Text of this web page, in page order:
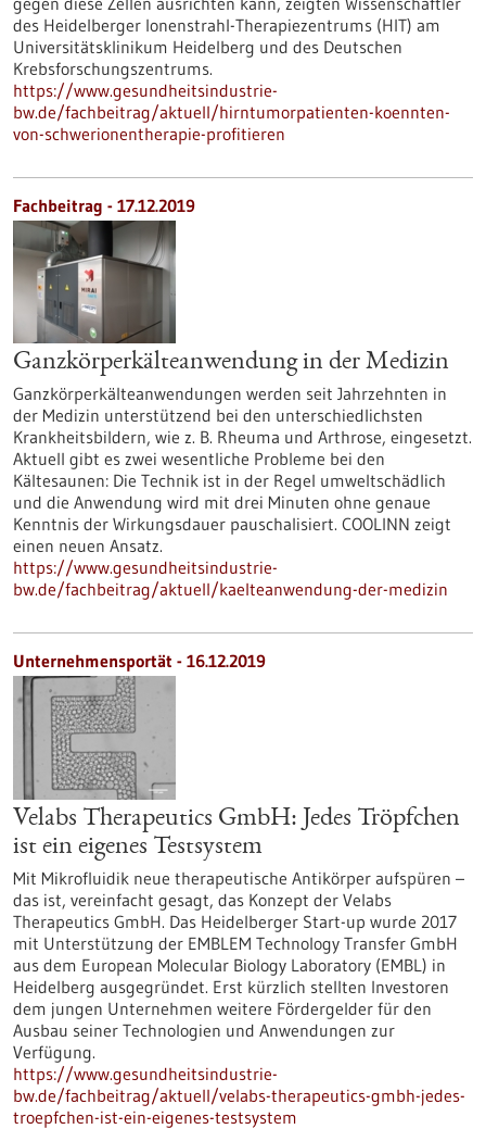
des Heidelberger Ionenstrahl-Therapiezentrums (HIT) am
Universitätsklinikum Heidelberg und des Deutschen
Krebsforschungszentrums.
https://www.gesundheitsindustrie-
bw.de/fachbeitrag/aktuell/hirntumorpatienten-koennten-
von-schwerionentherapie-profitieren
Fachbeitrag - 17.12.2019
Ganzkörperkälteanwendung in der Medizin
Ganzkörperkälteanwendungen werden seit Jahrzehnten in
der Medizin unterstützend bei den unterschiedlichsten
Krankheitsbildern, wie z. B. Rheuma und Arthrose, eingesetzt.
Aktuell gibt es zwei wesentliche Probleme bei den
Kältesaunen: Die Technik ist in der Regel umweltschädlich
und die Anwendung wird mit drei Minuten ohne genaue
Kenntnis der Wirkungsdauer pauschalisiert. COOLINN zeigt
einen neuen Ansatz.
https://www.gesundheitsindustrie-
bw.de/fachbeitrag/aktuell/kaelteanwendung-der-medizin
Unternehmensportät - 16.12.2019
Velabs Therapeutics GmbH: Jedes Tröpfchen
ist ein eigenes Testsystem
Mit Mikrofluidik neue therapeutische Antikörper aufspüren –
das ist, vereinfacht gesagt, das Konzept der Velabs
Therapeutics GmbH. Das Heidelberger Start-up wurde 2017
mit Unterstützung der EMBLEM Technology Transfer GmbH
aus dem European Molecular Biology Laboratory (EMBL) in
Heidelberg ausgegründet. Erst kürzlich stellten Investoren
dem jungen Unternehmen weitere Fördergelder für den
Ausbau seiner Technologien und Anwendungen zur
Verfügung.
https://www.gesundheitsindustrie-
bw.de/fachbeitrag/aktuell/velabs-therapeutics-gmbh-jedes-
troepfchen-ist-ein-eigenes-testsystem